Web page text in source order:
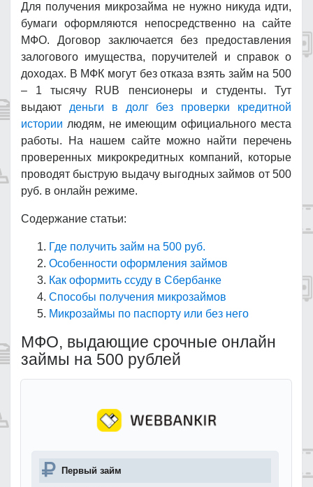
Для получения микрозайма не нужно никуда идти,
бумаги оформляются непосредственно на сайте
МФО. Договор заключается без предоставления
залогового имущества, поручителей и справок о
доходах. В МФК могут без отказа взять займ на 500
– 1 тысячу RUB пенсионеры и студенты. Тут
выдают деньги в долг без проверки кредитной
истории людям, не имеющим официального места
работы. На нашем сайте можно найти перечень
проверенных микрокредитных компаний, которые
проводят быструю выдачу выгодных займов от 500
руб. в онлайн режиме.
Содержание статьи:
Где получить займ на 500 руб.
Особенности оформления займов
Как оформить ссуду в Сбербанке
Способы получения микрозаймов
Микрозаймы по паспорту или без него
МФО, выдающие срочные онлайн
займы на 500 рублей
Первый займ